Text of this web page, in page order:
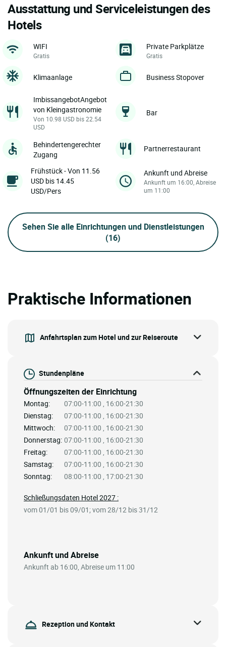
Ausstattung und Serviceleistungen des
Hotels
WIFI
Gratis
Private Parkplätze
Gratis
Klimaanlage Business Stopover
ImbissangebotAngebot
von Kleingastronomie
Von 10.98 USD bis 22.54
USD
Bar
Behindertengerechter
Zugang
Partnerrestaurant
Frühstück - Von 11.56
USD bis 14.45
USD/Pers
Ankunft und Abreise
Ankunft um 16:00, Abreise
um 11:00
Sehen Sie alle Einrichtungen und Dienstleistungen
(16)
Praktische Informationen
Anfahrtsplan zum Hotel und zur Reiseroute
Stundenpläne
Öffnungszeiten der Einrichtung
Montag:
07:00-11:00 , 16:00-21:30
Dienstag:
07:00-11:00 , 16:00-21:30
Mittwoch:
07:00-11:00 , 16:00-21:30
Donnerstag: 07:00-11:00 , 16:00-21:30
Freitag:
07:00-11:00 , 16:00-21:30
Samstag:
07:00-11:00 , 16:00-21:30
Sonntag:
08:00-11:00 , 17:00-21:30
Ankunft und Abreise
Ankunft ab 16:00, Abreise um 11:00
Schließungsdaten Hotel 2027 :
vom 01/01 bis 09/01; vom 28/12 bis 31/12
Rezeption und Kontakt